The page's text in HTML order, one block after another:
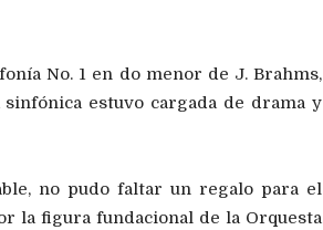
No. 1 en do menor de J. Brahms,
estuvo cargada de drama y
no pudo faltar un regalo para el
la figura fundacional de la Orquesta